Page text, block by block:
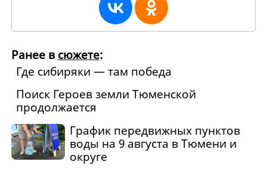
Ранее в сюжете:
Где сибиряки — там победа
Поиск Героев земли Тюменской
продолжается
График передвижных пунктов
воды на 9 августа в Тюмени и
округе